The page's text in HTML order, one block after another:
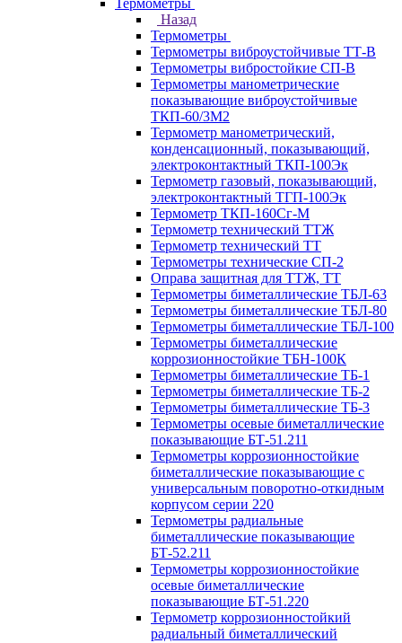
Термометры
Назад
Термометры
Термометры виброустойчивые ТТ-В
Термометры вибростойкие СП-В
Термометры манометрические
показывающие виброустойчивые
ТКП-60/3М2
Термометр манометрический,
конденсационный, показывающий,
электроконтактный ТКП-100Эк
Термометр газовый, показывающий,
электроконтактный ТГП-100Эк
Термометр ТКП-160Сг-М
Термометр технический ТТЖ
Термометр технический ТТ
Термометры технические СП-2
Оправа защитная для ТТЖ, ТТ
Термометры биметаллические ТБЛ-63
Термометры биметаллические ТБЛ-80
Термометры биметаллические ТБЛ-100
Термометры биметаллические
коррозионностойкие ТБН-100К
Термометры биметаллические ТБ-1
Термометры биметаллические ТБ-2
Термометры биметаллические ТБ-3
Термометры осевые биметаллические
показывающие БТ-51.211
Термометры коррозионностойкие
биметаллические показывающие с
универсальным поворотно-откидным
корпусом серии 220
Термометры радиальные
биметаллические показывающие
БТ-52.211
Термометры коррозионностойкие
осевые биметаллические
показывающие БТ-51.220
Термометр коррозионностойкий
радиальный биметаллический